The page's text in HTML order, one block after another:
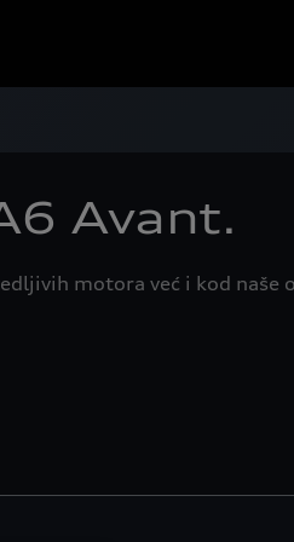
Avant.
motora već i kod naše